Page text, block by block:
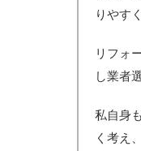
りやす
リフォ
し業者
私自身
く考え